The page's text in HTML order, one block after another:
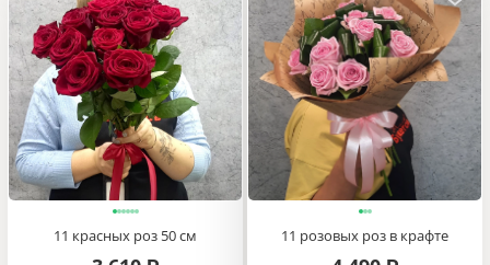
11 красных роз 50 см 11 розовых роз в крафте